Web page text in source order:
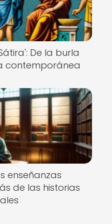
De la burla
contemporánea
enseñanzas
de las historias